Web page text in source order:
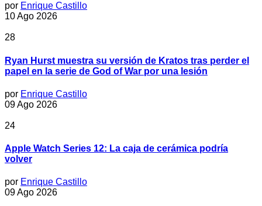
por Enrique Castillo
10 Ago 2026
28
Ryan Hurst muestra su versión de Kratos tras perder el
papel en la serie de God of War por una lesión
por Enrique Castillo
09 Ago 2026
24
Apple Watch Series 12: La caja de cerámica podría
volver
por Enrique Castillo
09 Ago 2026